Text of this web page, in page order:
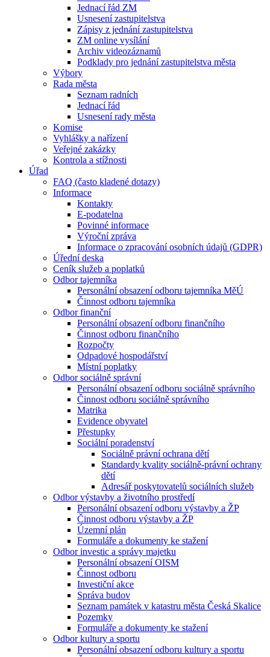
Jednací řád ZM
Usnesení zastupitelstva
Zápisy z jednání zastupitelstva
ZM online vysílání
Archiv videozáznamů
Podklady pro jednání zastupitelstva města
Výbory
Rada města
Seznam radních
Jednací řád
Usnesení rady města
Komise
Vyhlášky a nařízení
Veřejné zakázky
Kontrola a stížnosti
Úřad
FAQ (často kladené dotazy)
Informace
Kontakty
E-podatelna
Povinné informace
Výroční zpráva
Informace o zpracování osobních údajů (GDPR)
Úřední deska
Ceník služeb a poplatků
Odbor tajemníka
Personální obsazení odboru tajemníka MěÚ
Činnost odboru tajemníka
Odbor finanční
Personální obsazení odboru finančního
Činnost odboru finančního
Rozpočty
Odpadové hospodářství
Místní poplatky
Odbor sociálně správní
Personální obsazení odboru sociálně správního
Činnost odboru sociálně správního
Matrika
Evidence obyvatel
Přestupky
Sociální poradenství
Sociálně právní ochrana dětí
Standardy kvality sociálně-právní ochrany
dětí
Adresář poskytovatelů sociálních služeb
Odbor výstavby a životního prostředí
Personální obsazení odboru výstavby a ŽP
Činnost odboru výstavby a ŽP
Územní plán
Formuláře a dokumenty ke stažení
Odbor investic a správy majetku
Personální obsazení OISM
Činnost odboru
Investiční akce
Správa budov
Seznam památek v katastru města Česká Skalice
Pozemky
Formuláře a dokumenty ke stažení
Odbor kultury a sportu
Personální obsazení odboru kultury a sportu